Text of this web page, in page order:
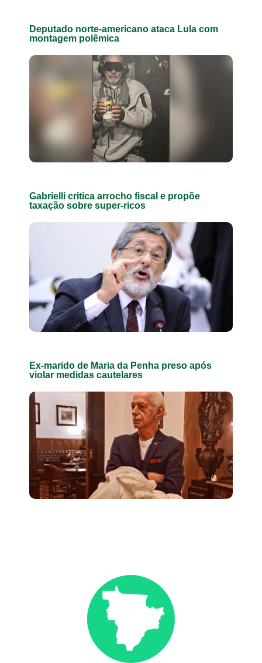
Deputado norte-americano ataca Lula com
montagem polêmica
Gabrielli critica arrocho fiscal e propõe
taxação sobre super-ricos
Ex-marido de Maria da Penha preso após
violar medidas cautelares